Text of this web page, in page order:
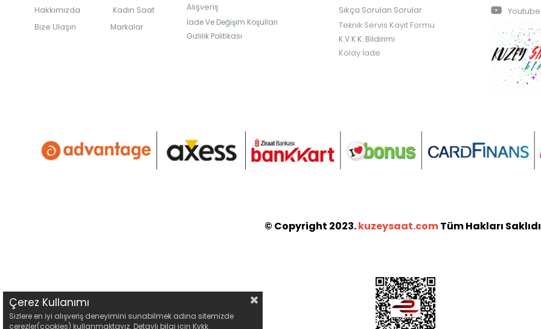
Hakkımızda Kadın Saat
Bize Ulaşın Markalar
Alışveriş
İade Ve Değişim Koşulları
Gizlilik Politikası
Sıkça Sorulan Sorular
Teknik Servis Kayıt Formu
K.V.K.K. Bildirimi
Kolay İade
Youtube
© Copyright 2023.kuzeysaat.comTüm Hakları
Çerez Kullanımı
Sizlere en iyi alışveriş deneyimini sunabilmek adına sitemizde
çerezler(cookies) kullanmaktayız. Detaylı bilgi için Kvkk